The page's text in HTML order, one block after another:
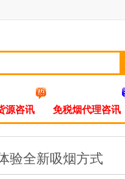
源咨讯 免税烟代理咨讯
验全新吸烟方式